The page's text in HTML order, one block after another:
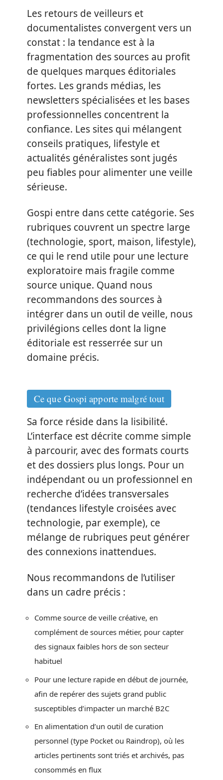
Les retours de veilleurs et
documentalistes convergent vers un
constat : la tendance est à la
fragmentation des sources au profit
de quelques marques éditoriales
fortes. Les grands médias, les
newsletters spécialisées et les bases
professionnelles concentrent la
confiance. Les sites qui mélangent
conseils pratiques, lifestyle et
actualités généralistes sont jugés
peu fiables pour alimenter une veille
sérieuse.
Gospi entre dans cette catégorie. Ses
rubriques couvrent un spectre large
(technologie, sport, maison, lifestyle),
ce qui le rend utile pour une lecture
exploratoire mais fragile comme
source unique. Quand nous
recommandons des sources à
intégrer dans un outil de veille, nous
privilégions celles dont la ligne
éditoriale est resserrée sur un
domaine précis.
Ce que Gospi apporte malgré tout
Sa force réside dans la lisibilité.
L’interface est décrite comme simple
à parcourir, avec des formats courts
et des dossiers plus longs. Pour un
indépendant ou un professionnel en
recherche d’idées transversales
(tendances lifestyle croisées avec
technologie, par exemple), ce
mélange de rubriques peut générer
des connexions inattendues.
Nous recommandons de l’utiliser
dans un cadre précis :
Comme source de veille créative, en
complément de sources métier, pour capter
des signaux faibles hors de son secteur
habituel
Pour une lecture rapide en début de journée,
afin de repérer des sujets grand public
susceptibles d’impacter un marché B2C
En alimentation d’un outil de curation
personnel (type Pocket ou Raindrop), où les
articles pertinents sont triés et archivés, pas
consommés en flux